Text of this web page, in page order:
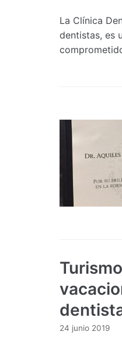
La Clínica
dentistas, es
24 junio 2019